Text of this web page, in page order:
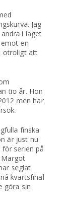
Jag
i laget
en
otroligt att
tio år. Hon
men har
finska
är just nu
för serien på
Margot
seglat
kvartsfinal
göra sin